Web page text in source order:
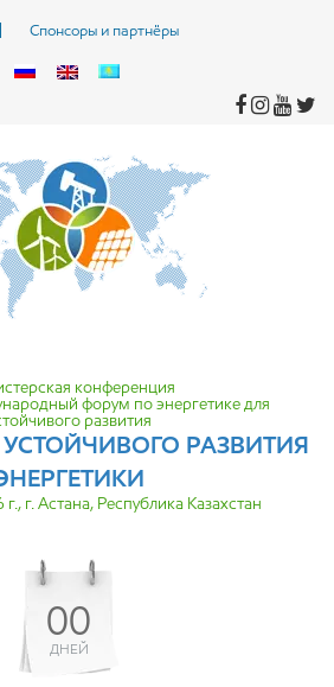
Спонсоры и партнёры
конференция
форум по энергетике для
развития
РАЗВИТИЯ
г. Астана, Республика Казахстан
00
ДНЕЙ